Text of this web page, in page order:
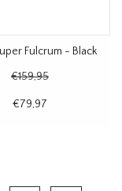
Fulcrum - Black
€159,95
€79,97